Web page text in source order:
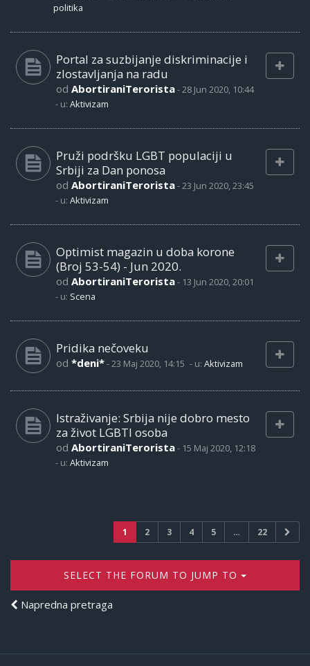
politika
Portal za suzbijanje diskriminacije i
zlostavljanja na radu
od AbortiraniTerorista-28 Jun 2020, 10:44
- u: Aktivizam
Pruži podršku LGBT populaciji u
Srbiji za Dan ponosa
od AbortiraniTerorista-23 Jun 2020, 23:45
- u: Aktivizam
Optimist magazin u doba korone
(Broj 53-54) - Jun 2020.
od AbortiraniTerorista- 13 Jun 2020, 20:01
- u: Scena
Pridika nečoveku
od *deni*-23 Maj 2020, 14:15 - u: Aktivizam
Istraživanje: Srbija nije dobro mesto
za život LGBTI osoba
od AbortiraniTerorista- 15 Maj 2020, 12:18
- u: Aktivizam
1 2 3 4 5 … 22
SELECT THE FORUM TO JUMP TO
Napredna pretraga